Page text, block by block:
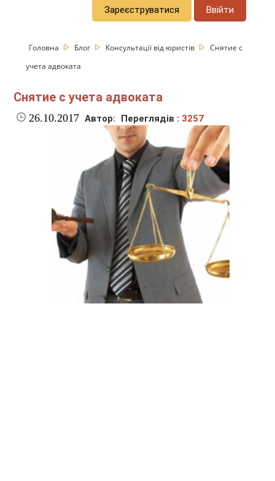
Зареєструватися Ввійти
Головна Блог Консультації від юристів
Снятие с
учета адвоката
Снятие с учета адвоката
26.10.2017 Автор: Переглядів : 3257